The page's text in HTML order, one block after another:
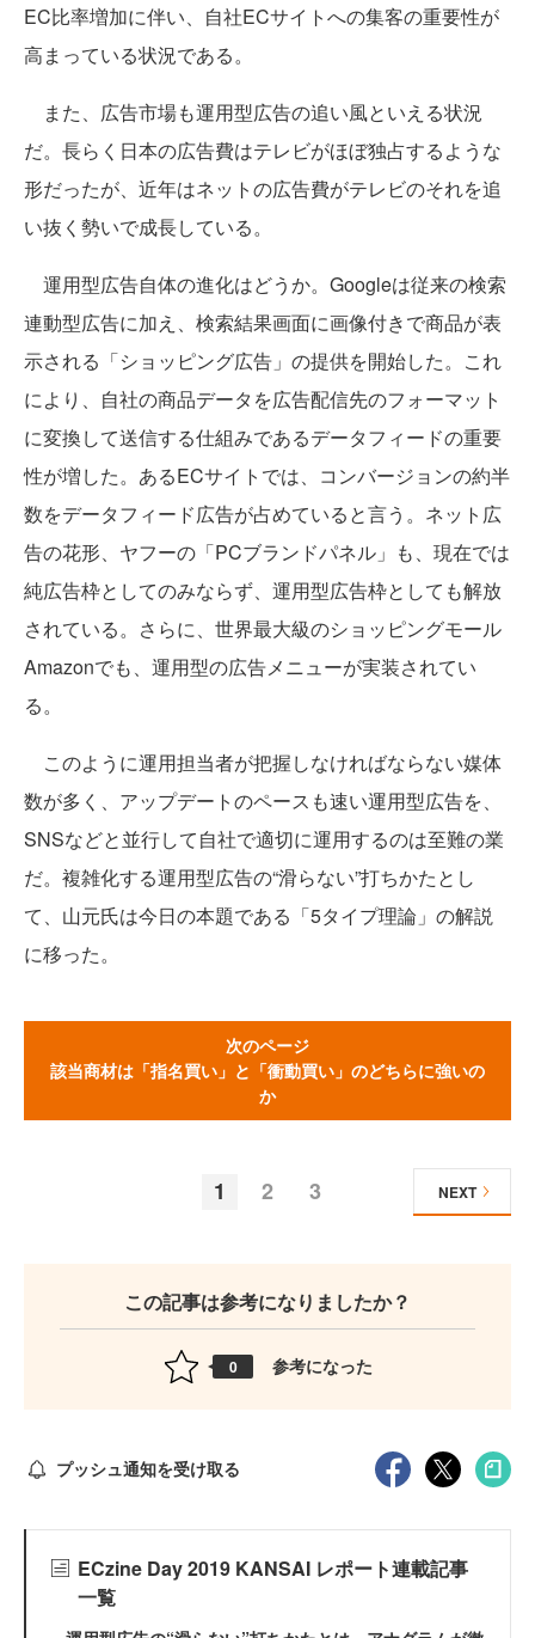
EC比率増加に伴い、自社ECサイトへの集客の重要性が
高まっている状況である。
また、広告市場も運用型広告の追い風といえる状況
だ。長らく日本の広告費はテレビがほぼ独占するような
形だったが、近年はネットの広告費がテレビのそれを追
い抜く勢いで成長している。
運用型広告自体の進化はどうか。Googleは従来の検索
連動型広告に加え、検索結果画面に画像付きで商品が表
示される「ショッピング広告」の提供を開始した。これ
により、自社の商品データを広告配信先のフォーマット
に変換して送信する仕組みであるデータフィードの重要
性が増した。あるECサイトでは、コンバージョンの約半
数をデータフィード広告が占めていると言う。ネット広
告の花形、ヤフーの「PCブランドパネル」も、現在では
純広告枠としてのみならず、運用型広告枠としても解放
されている。さらに、世界最大級のショッピングモール
Amazonでも、運用型の広告メニューが実装されてい
る。
このように運用担当者が把握しなければならない媒体
数が多く、アップデートのペースも速い運用型広告を、
SNSなどと並行して自社で適切に運用するのは至難の業
だ。複雑化する運用型広告の“滑らない”打ちかたとし
て、山元氏は今日の本題である「5タイプ理論」の解説
に移った。
次のページ
該当商材は「指名買い」と「衝動買い」のどちらに強いの
か
1 2 3 NEXT
この記事は参考になりましたか？
0 参考になった
プッシュ通知を受け取る
ECzine Day 2019 KANSAI レポート連載記事
一覧